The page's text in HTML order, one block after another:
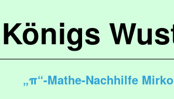
„π“-Mathe-Nachhilfe